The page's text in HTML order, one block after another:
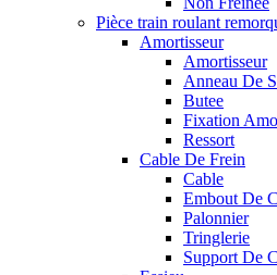
Pièce train roulant
Amortisseur
Amortisseur
Anneau De
Butee
Fixation
Ressort
Cable De Frein
Cable
Embout De
Palonnier
Tringlerie
Support De